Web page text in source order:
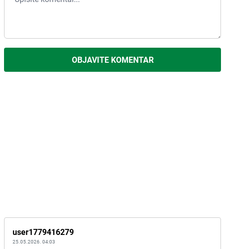
OBJAVITE KOMENTAR
user1779416279
25.05.2026. 04:03